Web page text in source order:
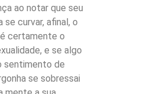
ao notar que seu
curvar, afinal, o
certamente o
e se algo
sentimento de
se sobressai